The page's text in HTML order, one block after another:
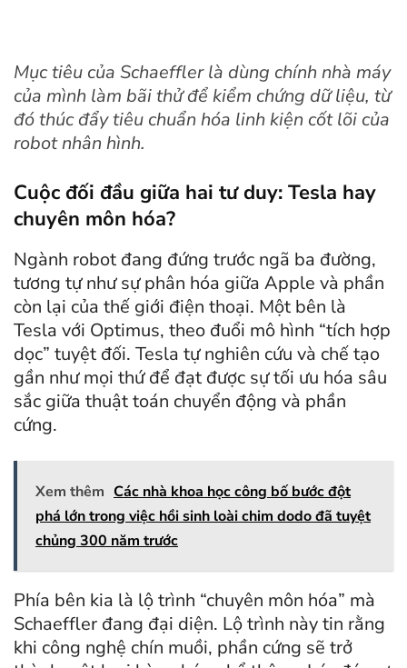
Mục tiêu của Schaeffler là dùng chính nhà máy
của mình làm bãi thử để kiểm chứng dữ liệu, từ
đó thúc đẩy tiêu chuẩn hóa linh kiện cốt lõi của
robot nhân hình.
Cuộc đối đầu giữa hai tư duy: Tesla hay
chuyên môn hóa?
Ngành robot đang đứng trước ngã ba đường,
tương tự như sự phân hóa giữa Apple và phần
còn lại của thế giới điện thoại. Một bên là
Tesla với Optimus, theo đuổi mô hình “tích hợp
dọc” tuyệt đối. Tesla tự nghiên cứu và chế tạo
gần như mọi thứ để đạt được sự tối ưu hóa sâu
sắc giữa thuật toán chuyển động và phần
cứng.
Xem thêm Các nhà khoa học công bố bước đột
phá lớn trong việc hồi sinh loài chim dodo đã tuyệt
chủng 300 năm trước
Phía bên kia là lộ trình “chuyên môn hóa” mà
Schaeffler đang đại diện. Lộ trình này tin rằng
khi công nghệ chín muồi, phần cứng sẽ trở